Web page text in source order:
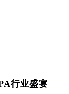
行业盛宴